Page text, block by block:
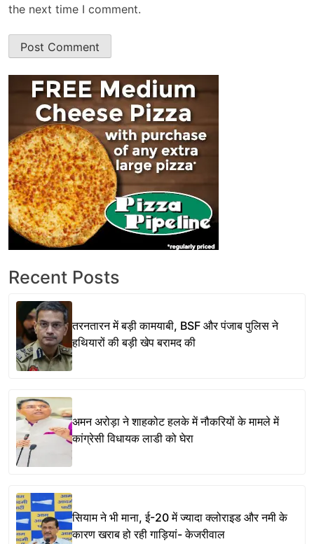
the next time I comment.
Recent Posts
तरनतारन में बड़ी कामयाबी, BSF और पंजाब पुलिस ने
हथियारों की बड़ी खेप बरामद की
अमन अरोड़ा ने शाहकोट हलके में नौकरियों के मामले में
कांग्रेसी विधायक लाडी को घेरा
सियाम ने भी माना, ई-20 में ज्यादा क्लोराइड और नमी के
कारण खराब हो रही गाड़ियां- केजरीवाल